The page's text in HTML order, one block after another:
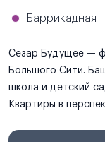
Баррикадная
Сезар Будущее —
Большого Сити.
школа и детский
Квартиры в